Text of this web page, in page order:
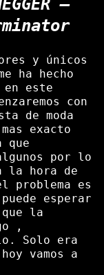
–
y únicos
ha hecho
en este
con
de moda
exacto
que
por lo
la hora de
problema es
esperar
que la
,
Solo era
vamos a